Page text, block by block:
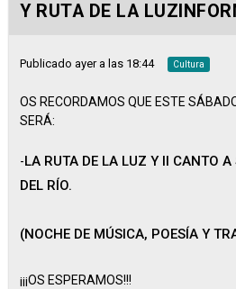
Y RUTA DE LA
Publicado ayer a las 18:44 Cultura
OS RECORDAMOS QUE ESTE
SERÁ:
-LA RUTA DE LA LUZ Y II CANTO
DEL RÍO.
(NOCHE DE MÚSICA, POESÍA Y
¡¡¡OS ESPERAMOS!!!